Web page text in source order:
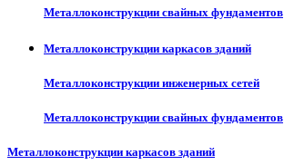
Металлоконструкции свайных фундаментов
Металлоконструкции каркасов зданий
Металлоконструкции инженерных сетей
Металлоконструкции свайных фундаментов
Металлоконструкции каркасов зданий